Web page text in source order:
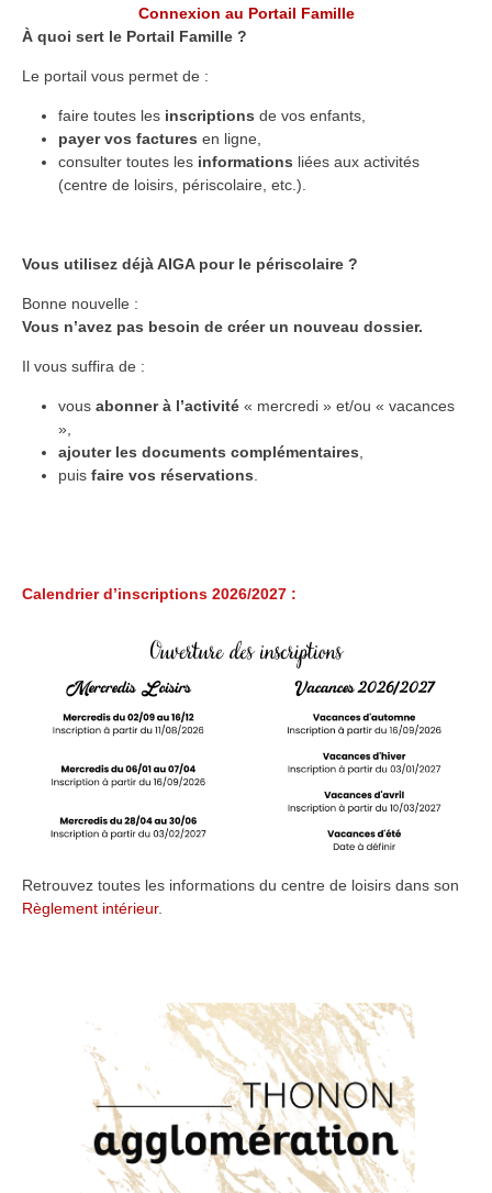
Connexion au Portail Famille
À quoi sert le Portail Famille ?
Le portail vous permet de :
faire toutes les inscriptions de vos enfants,
payer vos factures en ligne,
consulter toutes les informations liées aux activités
(centre de loisirs, périscolaire, etc.).
Vous utilisez déjà AIGA pour le périscolaire ?
Bonne nouvelle :
Vous n’avez pas besoin de créer un nouveau dossier.
Il vous suffira de :
vous abonner à l’activité « mercredi » et/ou « vacances
»,
ajouter les documents complémentaires
puis faire vos réservations
Calendrier d’inscriptions 2026/2027 :
Retrouvez toutes les informations du centre de loisirs dans son
Règlement intérieur.